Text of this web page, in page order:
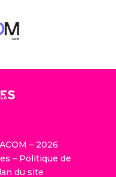
– 2026
– Politique de
du site